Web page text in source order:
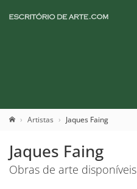
Artistas Jaques Faing
Jaques Faing
Obras de arte disponíveis